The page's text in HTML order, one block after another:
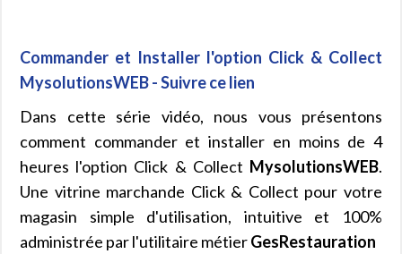
Commander et Installer l'option Click & Collect
MysolutionsWEB - Suivre ce lien
Dans cette série vidéo, nous vous présentons
comment commander et installer en moins de 4
heures l'option Click & Collect MysolutionsWEB.
Une vitrine marchande Click & Collect pour votre
magasin simple d'utilisation, intuitive et 100%
administrée par l'utilitaire métierGesRestauration